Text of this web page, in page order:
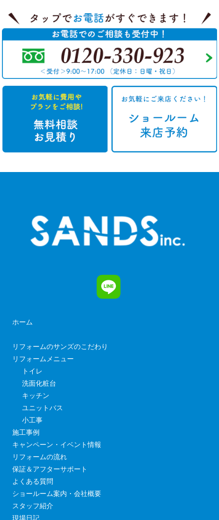
ホーム
リフォームのサンズのこだわり
リフォームメニュー
トイレ
洗面化粧台
キッチン
ユニットバス
小工事
施工事例
キャンペーン・イベント情報
リフォームの流れ
保証＆アフターサポート
よくある質問
ショールーム案内・会社概要
スタッフ紹介
現場日記